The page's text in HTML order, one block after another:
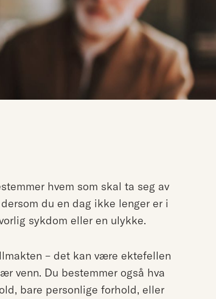
hvem som skal ta seg av
du en dag ikke lenger er i
sykdom eller en ulykke.
– det kan være ektefellen
venn. Du bestemmer også hva
bare personlige forhold, eller